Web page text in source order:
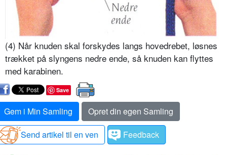
(4) Når knuden skal forskydes langs hovedrebet, løsnes
trækket på slyngens nedre ende, så knuden kan flyttes
med karabinen.
Save
Gem i Min Samling
Opret din egen Samling
Send artikel til en ven
Feedback